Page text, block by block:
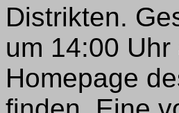
Distrikten.
um 14:00
Homepage